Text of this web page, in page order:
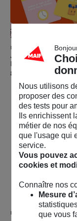
MINUS EDITIONS
Jeu de cartes enfants
MINUS Éditions
Prix
8,90 €
PIROUETTE CACAHOUÈTE
Nous utilisons
proposer des
des tests pour
Ils enrichissent
métier de nos
que l'usage qui
service.
Vous pouvez
cookies et
Connaître nos
Mesure
que vous